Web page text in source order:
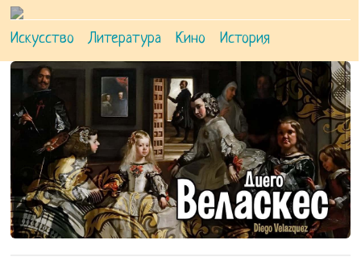
Искусство Литература Кино История